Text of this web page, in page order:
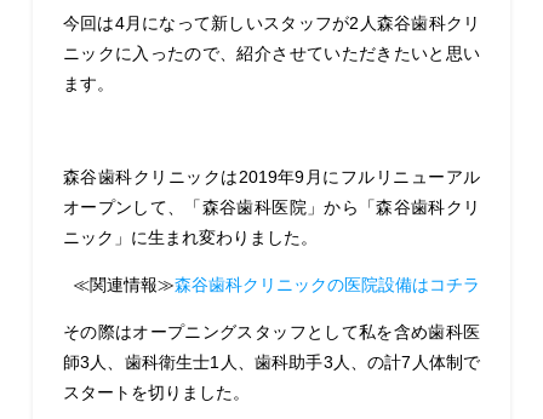
今回は4月になって新しいスタッフが2人森谷歯科クリ
ニックに入ったので、紹介させていただきたいと思い
ます。
森谷歯科クリニックは2019年9月にフルリニューアル
オープンして、「森谷歯科医院」から「森谷歯科クリ
ニック」に生まれ変わりました。
≪関連情報≫森谷歯科クリニックの医院設備はコチラ
その際はオープニングスタッフとして私を含め歯科医
師3人、歯科衛生士1人、歯科助手3人、の計7人体制で
スタートを切りました。